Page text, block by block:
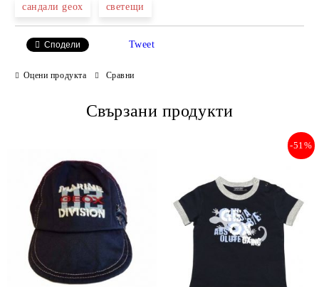
сандали geox светещи
Сподели Tweet
Оцени продукта Сравни
Свързани продукти
-51%